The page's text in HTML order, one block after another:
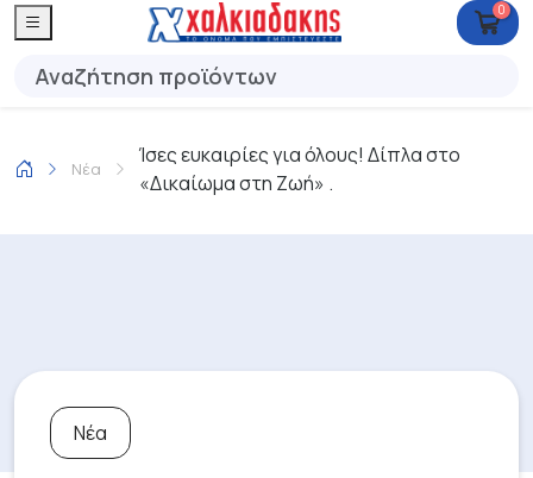
0
Νέα
Ίσες ευκαιρίες για όλους! Δίπλα στο
«Δικαίωμα στη Ζωή» .
Νέα